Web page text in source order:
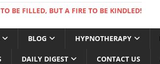
BE FILLED, BUT A FIRE TO BE KINDLED!
BLOG HYPNOTHERAPY
DAILY DIGEST CONTACT US